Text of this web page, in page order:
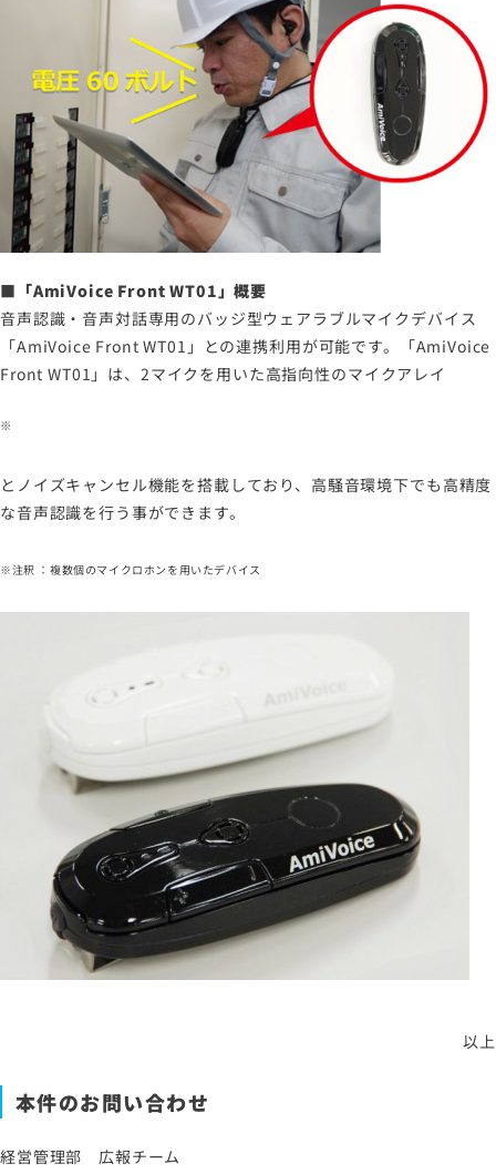
■「AmiVoice Front WT01」概要
音声認識・音声対話専用のバッジ型ウェアラブルマイクデバイス
「AmiVoice Front WT01」との連携利用が可能です。「AmiVoice
Front WT01」は、2マイクを用いた高指向性のマイクアレイ
※
とノイズキャンセル機能を搭載しており、高騒音環境下でも高精度
な音声認識を行う事ができます。
※注釈 ：複数個のマイクロホンを用いたデバイス
以上
本件のお問い合わせ
経営管理部 広報チーム